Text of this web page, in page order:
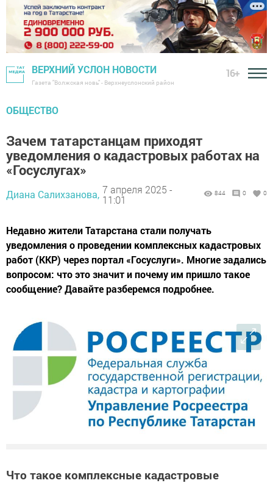
ВЕРХНИЙ УСЛОН НОВОСТИ
Газета "Волжская новь" - Верхнеуслонский район
16+
ОБЩЕСТВО
Зачем татарстанцам приходят
уведомления о кадастровых работах на
«Госуслугах»
Диана Салихзанова, 7 апреля 2025 -
11:01
844 0 0
Недавно жители Татарстана стали получать
уведомления о проведении комплексных кадастровых
работ (ККР) через портал «Госуслуги». Многие задались
вопросом: что это значит и почему им пришло такое
сообщение? Давайте разберемся подробнее.
Что такое комплексные кадастровые